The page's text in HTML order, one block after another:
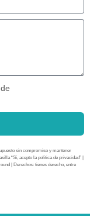
de
sin compromiso y mantener
“Sí, acepto la política de privacidad” |
| Derechos: tienes derecho, entre